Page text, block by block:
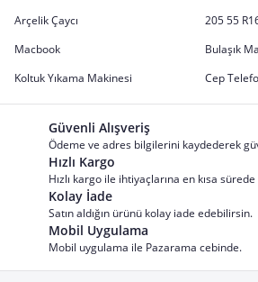
Arçelik Çaycı
205 55
Macbook
Bulaşık
Koltuk Yıkama Makinesi
Cep
Güvenli Alışveriş
Ödeme ve adres bilgilerini kaydederek
Hızlı Kargo
Hızlı kargo ile ihtiyaçlarına en kısa
Kolay İade
Satın aldığın ürünü kolay iade edebilirsin.
Mobil Uygulama
Mobil uygulama ile Pazarama cebinde.